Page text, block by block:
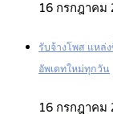
16 กรกฎาคม
รับจ้างโพส แหล่
อัพเดทใหม่ทุกวัน
16 กรกฎาคม